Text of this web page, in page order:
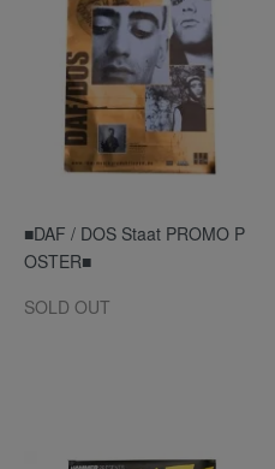
■DAF / DOS Staat PROMO P
OSTER■
SOLD OUT